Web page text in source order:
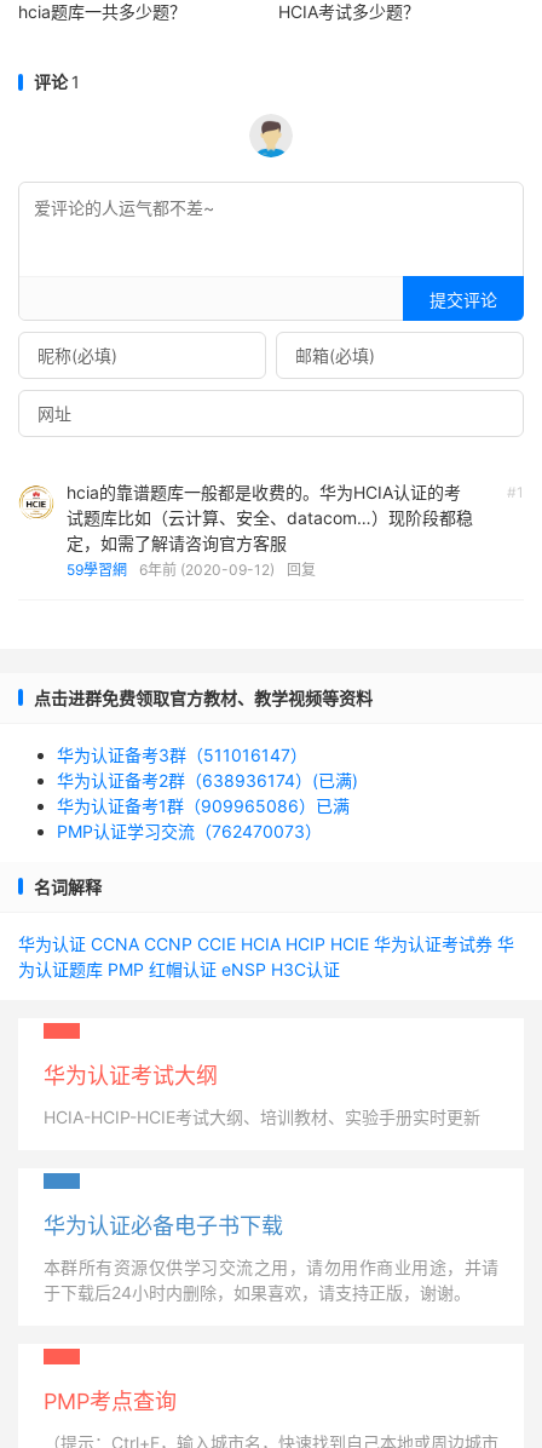
hcia题库一共多少题？ HCIA考试多少题？
评论1
提交评论
#1
hcia的靠谱题库一般都是收费的。华为HCIA认证的考
试题库比如（云计算、安全、datacom…）现阶段都稳
定，如需了解请咨询官方客服
59學習網 6年前 (2020-09-12) 回复
点击进群免费领取官方教材、教学视频等资料
华为认证备考3群（511016147）
华为认证备考2群（638936174）(已满)
华为认证备考1群（909965086）已满
PMP认证学习交流（762470073）
名词解释
华为认证 CCNA CCNP CCIE HCIA HCIP HCIE 华为认证考试券 华
为认证题库 PMP 红帽认证 eNSP H3C认证
华为认证考试大纲
HCIA-HCIP-HCIE考试大纲、培训教材、实验手册实时更新
华为认证必备电子书下载
本群所有资源仅供学习交流之用，请勿用作商业用途，并请
于下载后24小时内删除，如果喜欢，请支持正版，谢谢。
PMP考点查询
（提示：Ctrl+F，输入城市名，快速找到自己本地或周边城市